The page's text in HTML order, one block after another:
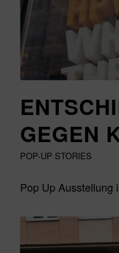
GEGEN
POP-UP STORIES
Pop Up Ausstellung